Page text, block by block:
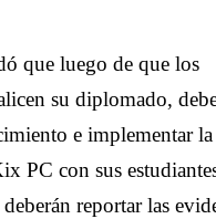
que luego de que los
su diplomado,
e implementar la
PC con sus
reportar las